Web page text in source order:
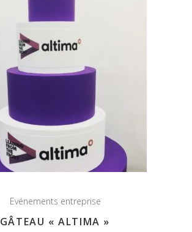
Evénements entreprise
GÂTEAU « ALTIMA »